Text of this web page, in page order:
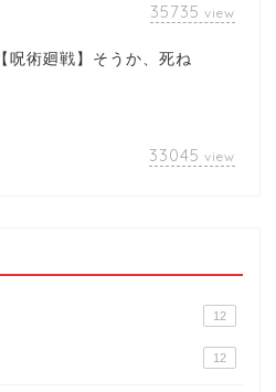
35735 view
【呪術廻戦】そうか、死ね
33045 view
12
12